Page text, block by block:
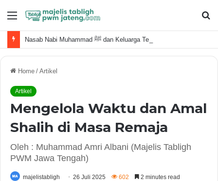
Menu
Nasab Nabi Muhammad ﷺ dan Keluarga Terdekat
Home / Artikel
Artikel
Mengelola Waktu dan Amal
Shalih di Masa Remaja
Oleh : Muhammad Amri Albani (Majelis Tabligh
PWM Jawa Tengah)
majelistabligh 26 Juli 2025 602 2 minutes read